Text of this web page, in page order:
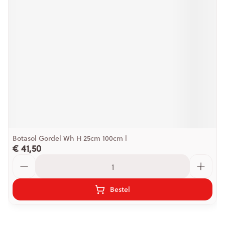
Botasol Gordel Wh H 25cm 100cm l
€ 41,50
Bestel